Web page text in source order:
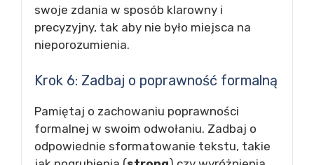
swoje zdania w sposób klarowny i
precyzyjny, tak aby nie było miejsca na
nieporozumienia.
Krok 6: Zadbaj o poprawność formalną
Pamiętaj o zachowaniu poprawności
formalnej w swoim odwołaniu. Zadbaj o
odpowiednie sformatowanie tekstu, takie